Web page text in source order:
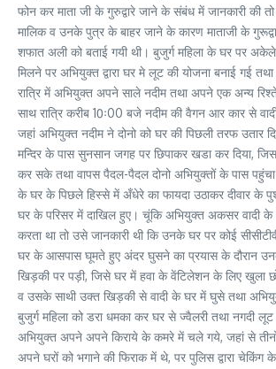
फोन कर माता जी के गुरुद्वारे जाने के संबंध में जानकारी की तो
मालिक व उनके पुत्र के बाहर जाने के कारण माताजी के
शफात अली को बताई गयी थी। बुजुर्ग महिला के घर पर अकेले
मिलने पर अभियुक्त द्वारा घर मे लूट की योजना बनाई गई
रात्रि में अभियुक्त अपने साले नदीम तथा अपने एक अन्य
साथ रात्रि करीब 10ः00 बजे नदीम की वैगन आर कार से
जहां अभियुक्त नदीम ने दोनो को घर की पिछली तरफ उतार
मन्दिर के पास सुनसान जगह पर छिपाकर खडा कर दिया,
कर सके तथा वापस पैदल-पैदल दोनो अभियुक्तों के पास
के घर के पिछले हिस्से में अँधेरे का फायदा उठाकर दीवार के
घर के परिसर में दाखिल हुए। चूंकि अभियुक्त अकसर वादी के
करता था तो उसे जानकारी थी कि उनके घर पर कोई
घर के आसपास घूमते हुए अंदर घुसने का प्रयास के दौरान
खिड़की पर पड़ी, जिसे घर में हवा के वेंटिलेशन के लिए खुला
व उसके साथी उक्त खिड़की से वादी के घर में घुसे तथा
बुजुर्ग महिला को डरा धमका कर घर से ज्वैलरी तथा नगदी
अभियुक्त अपने अपने किराये के कमरे में चले गये, जहां से
अपने घरों को भगाने की फिराक में थे, पर पुलिस द्वारा चेकिंग के